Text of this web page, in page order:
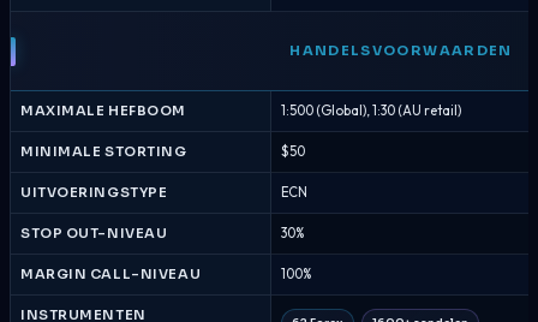
HANDELSVOORWAARDEN
MAXIMALE HEFBOOM 1:500 (Global), 1:30 (AU retail)
MINIMALE STORTING $50
UITVOERINGSTYPE ECN
STOP OUT-NIVEAU 30%
MARGIN CALL-NIVEAU 100%
INSTRUMENTEN